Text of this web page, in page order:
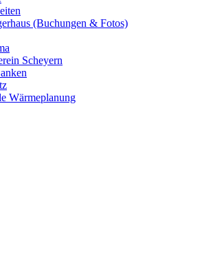
(Buchungen & Fotos)
Scheyern
Wärmeplanung